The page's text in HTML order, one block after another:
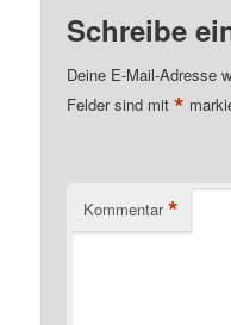
Schreibe
Deine E-Mail-Adresse
Felder sind mit*
Kommentar *